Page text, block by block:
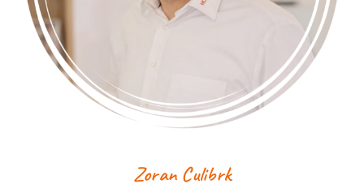
Zoran Culibrk